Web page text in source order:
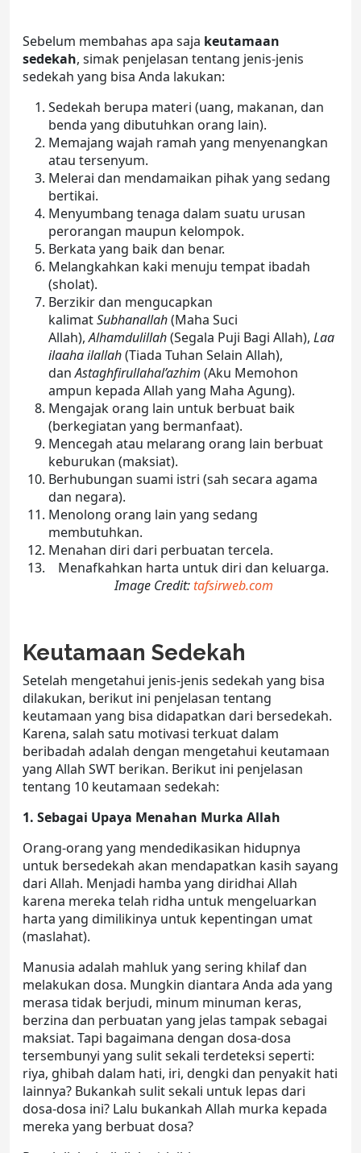
Sebelum membahas apa saja keutamaan
sedekah, simak penjelasan tentang jenis-jenis
sedekah yang bisa Anda lakukan:
Sedekah berupa materi (uang, makanan, dan
benda yang dibutuhkan orang lain).
Memajang wajah ramah yang menyenangkan
atau tersenyum.
Melerai dan mendamaikan pihak yang sedang
bertikai.
Menyumbang tenaga dalam suatu urusan
perorangan maupun kelompok.
Berkata yang baik dan benar.
Melangkahkan kaki menuju tempat ibadah
(sholat).
Berzikir dan mengucapkan
kalimatSubhanallah(Maha Suci
Allah),Alhamdulillah(Segala Puji Bagi Allah), Laa
ilaaha ilallah(Tiada Tuhan Selain Allah),
danAstaghfirullahal’azhim (Aku Memohon
ampun kepada Allah yang Maha Agung).
Mengajak orang lain untuk berbuat baik
(berkegiatan yang bermanfaat).
Mencegah atau melarang orang lain berbuat
keburukan (maksiat).
Berhubungan suami istri (sah secara agama
dan negara).
Menolong orang lain yang sedang
membutuhkan.
Menahan diri dari perbuatan tercela.
Menafkahkan harta untuk diri dan keluarga.
Image Credit: tafsirweb.com
Keutamaan Sedekah
Setelah mengetahui jenis-jenis sedekah yang bisa
dilakukan, berikut ini penjelasan tentang
keutamaan yang bisa didapatkan dari bersedekah.
Karena, salah satu motivasi terkuat dalam
beribadah adalah dengan mengetahui keutamaan
yang Allah SWT berikan. Berikut ini penjelasan
tentang 10 keutamaan sedekah:
1. Sebagai Upaya Menahan Murka Allah
Orang-orang yang mendedikasikan hidupnya
untuk bersedekah akan mendapatkan kasih sayang
dari Allah. Menjadi hamba yang diridhai Allah
karena mereka telah ridha untuk mengeluarkan
harta yang dimilikinya untuk kepentingan umat
(maslahat).
Manusia adalah mahluk yang sering khilaf dan
melakukan dosa. Mungkin diantara Anda ada yang
merasa tidak berjudi, minum minuman keras,
berzina dan perbuatan yang jelas tampak sebagai
maksiat. Tapi bagaimana dengan dosa-dosa
tersembunyi yang sulit sekali terdeteksi seperti:
riya, ghibah dalam hati, iri, dengki dan penyakit hati
lainnya? Bukankah sulit sekali untuk lepas dari
dosa-dosa ini? Lalu bukankah Allah murka kepada
mereka yang berbuat dosa?